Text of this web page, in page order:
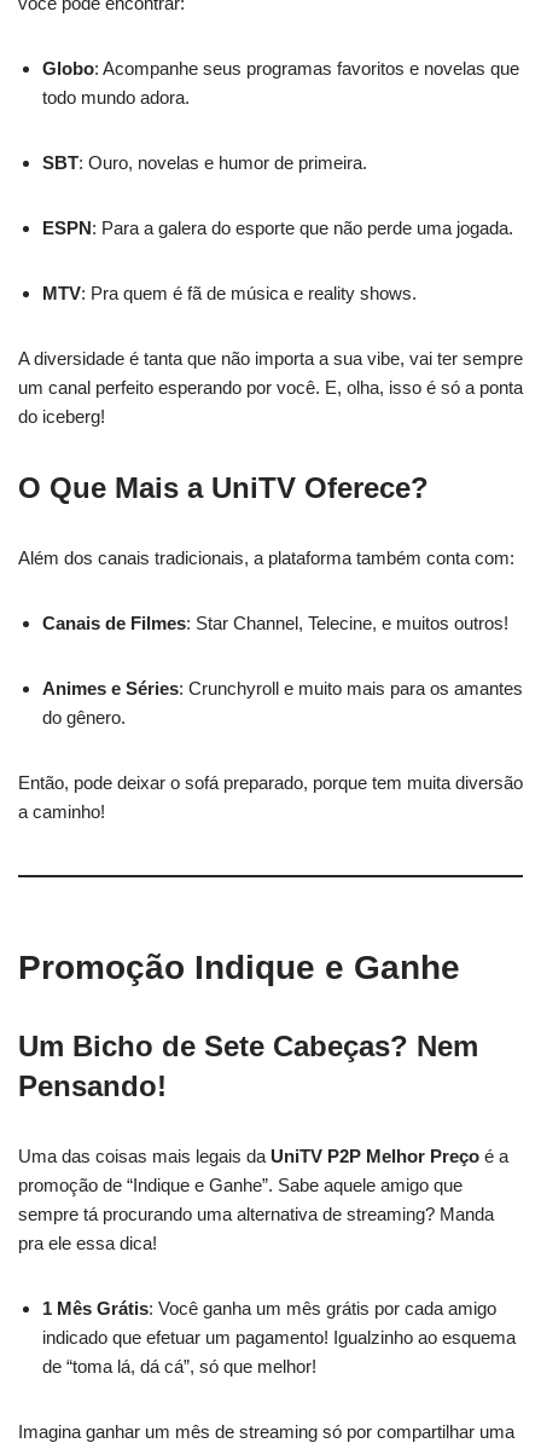
Globo: Acompanhe seus programas favoritos e novelas que
todo mundo adora.
SBT: Ouro, novelas e humor de primeira.
ESPN: Para a galera do esporte que não perde uma jogada.
MTV: Pra quem é fã de música e reality shows.
A diversidade é tanta que não importa a sua vibe, vai ter sempre
um canal perfeito esperando por você. E, olha, isso é só a ponta
do iceberg!
O Que Mais a UniTV Oferece?
Além dos canais tradicionais, a plataforma também conta com:
Canais de Filmes: Star Channel, Telecine, e muitos outros!
Animes e Séries: Crunchyroll e muito mais para os amantes
do gênero.
Então, pode deixar o sofá preparado, porque tem muita diversão
a caminho!
Promoção Indique e Ganhe
Um Bicho de Sete Cabeças? Nem
Pensando!
Uma das coisas mais legais da UniTV P2P Melhor Preço é a
promoção de “Indique e Ganhe”. Sabe aquele amigo que
sempre tá procurando uma alternativa de streaming? Manda
pra ele essa dica!
1 Mês Grátis: Você ganha um mês grátis por cada amigo
indicado que efetuar um pagamento! Igualzinho ao esquema
de “toma lá, dá cá”, só que melhor!
Imagina ganhar um mês de streaming só por compartilhar uma